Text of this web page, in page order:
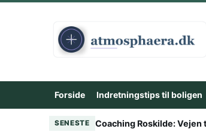
Forside Indretningstips til boligen
SENESTE Coaching Roskilde: